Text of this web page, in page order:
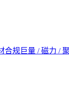
合规巨量 / 磁力 /